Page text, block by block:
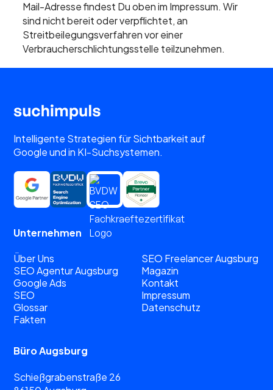
Mail-Adresse findest Du oben im Impressum. Wir
sind nicht bereit oder verpflichtet, an
Streitbeilegungsverfahren vor einer
Verbraucherschlichtungsstelle teilzunehmen.
Intelligente Strategien für Sichtbarkeit auf
Google und in KI-Suchsystemen.
Unternehmen
Über Uns
SEO Agentur Augsburg
Google Ads
SEO
Glossar
Fakten
SEO Freelancer Augsburg
Magazin
Kontakt
Impressum
Datenschutz
Büro Augsburg
Schießgrabenstraße 26